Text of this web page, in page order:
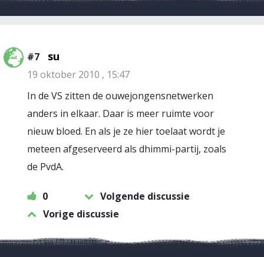
#7 su
19 oktober 2010 , 15:47
In de VS zitten de ouwejongensnetwerken
anders in elkaar. Daar is meer ruimte voor
nieuw bloed. En als je ze hier toelaat wordt je
meteen afgeserveerd als dhimmi-partij, zoals
de PvdA.
0
Volgende discussie
Vorige discussie